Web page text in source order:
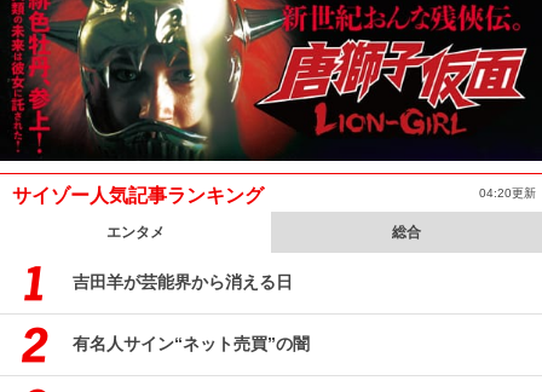
サイゾー人気記事ランキング 04:20更新
エンタメ 総合
吉田羊が芸能界から消える日
有名人サイン“ネット売買”の闇